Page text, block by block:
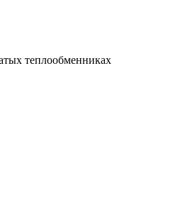
теплообменниках